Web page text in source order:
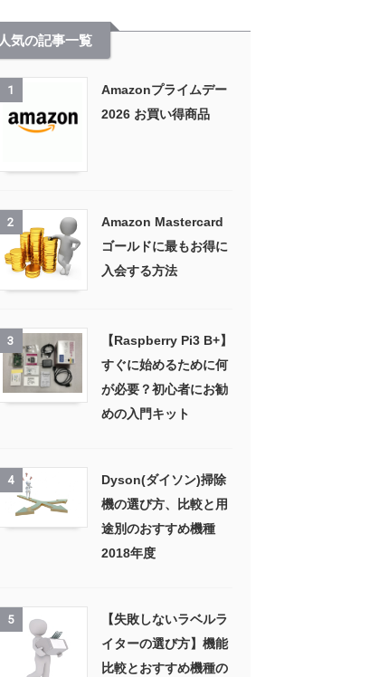
人気の記事一覧
1
Amazonプライムデー
2026 お買い得商品
2
Amazon Mastercard
ゴールドに最もお得に
入会する方法
3
【Raspberry Pi3 B+】
すぐに始めるために何
が必要？初心者にお勧
めの入門キット
4
Dyson(ダイソン)掃除
機の選び方、比較と用
途別のおすすめ機種
2018年度
5
【失敗しないラベルラ
イターの選び方】機能
比較とおすすめ機種の